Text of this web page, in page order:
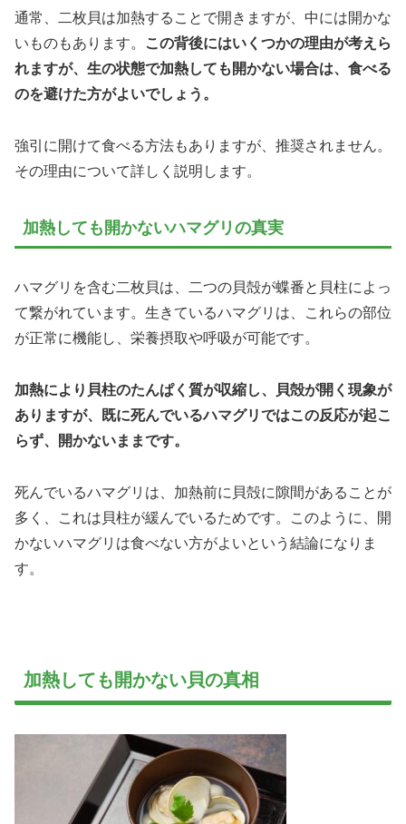
通常、二枚貝は加熱することで開きますが、中には開かな
いものもあります。
この背後にはいくつかの理由が考えら
れますが、生の状態で加熱しても開かない場合は、食べる
のを避けた方がよいでしょう。
強引に開けて食べる方法もありますが、推奨されません。
その理由について詳しく説明します。
加熱しても開かないハマグリの真実
ハマグリを含む二枚貝は、二つの貝殻が蝶番と貝柱によっ
て繋がれています。生きているハマグリは、これらの部位
が正常に機能し、栄養摂取や呼吸が可能です。
加熱により貝柱のたんぱく質が収縮し、貝殻が開く現象が
ありますが、既に死んでいるハマグリではこの反応が起こ
らず、開かないままです。
死んでいるハマグリは、加熱前に貝殻に隙間があることが
多く、これは貝柱が緩んでいるためです。このように、開
かないハマグリは食べない方がよいという結論になりま
す。
加熱しても開かない貝の真相